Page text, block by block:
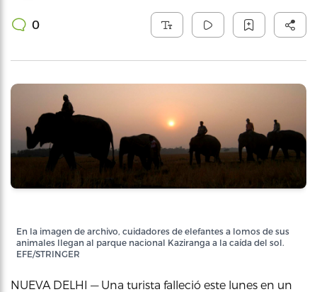
0
En la imagen de archivo, cuidadores de elefantes a lomos de sus
animales llegan al parque nacional Kaziranga a la caída del sol.
EFE/STRINGER
NUEVA DELHI — Una turista falleció este lunes en un